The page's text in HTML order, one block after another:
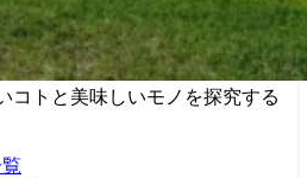
トと美味しいモノを探究する